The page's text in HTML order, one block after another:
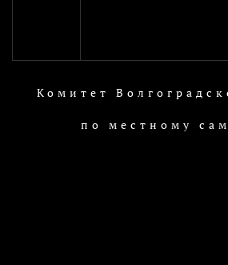
Комитет
по местному